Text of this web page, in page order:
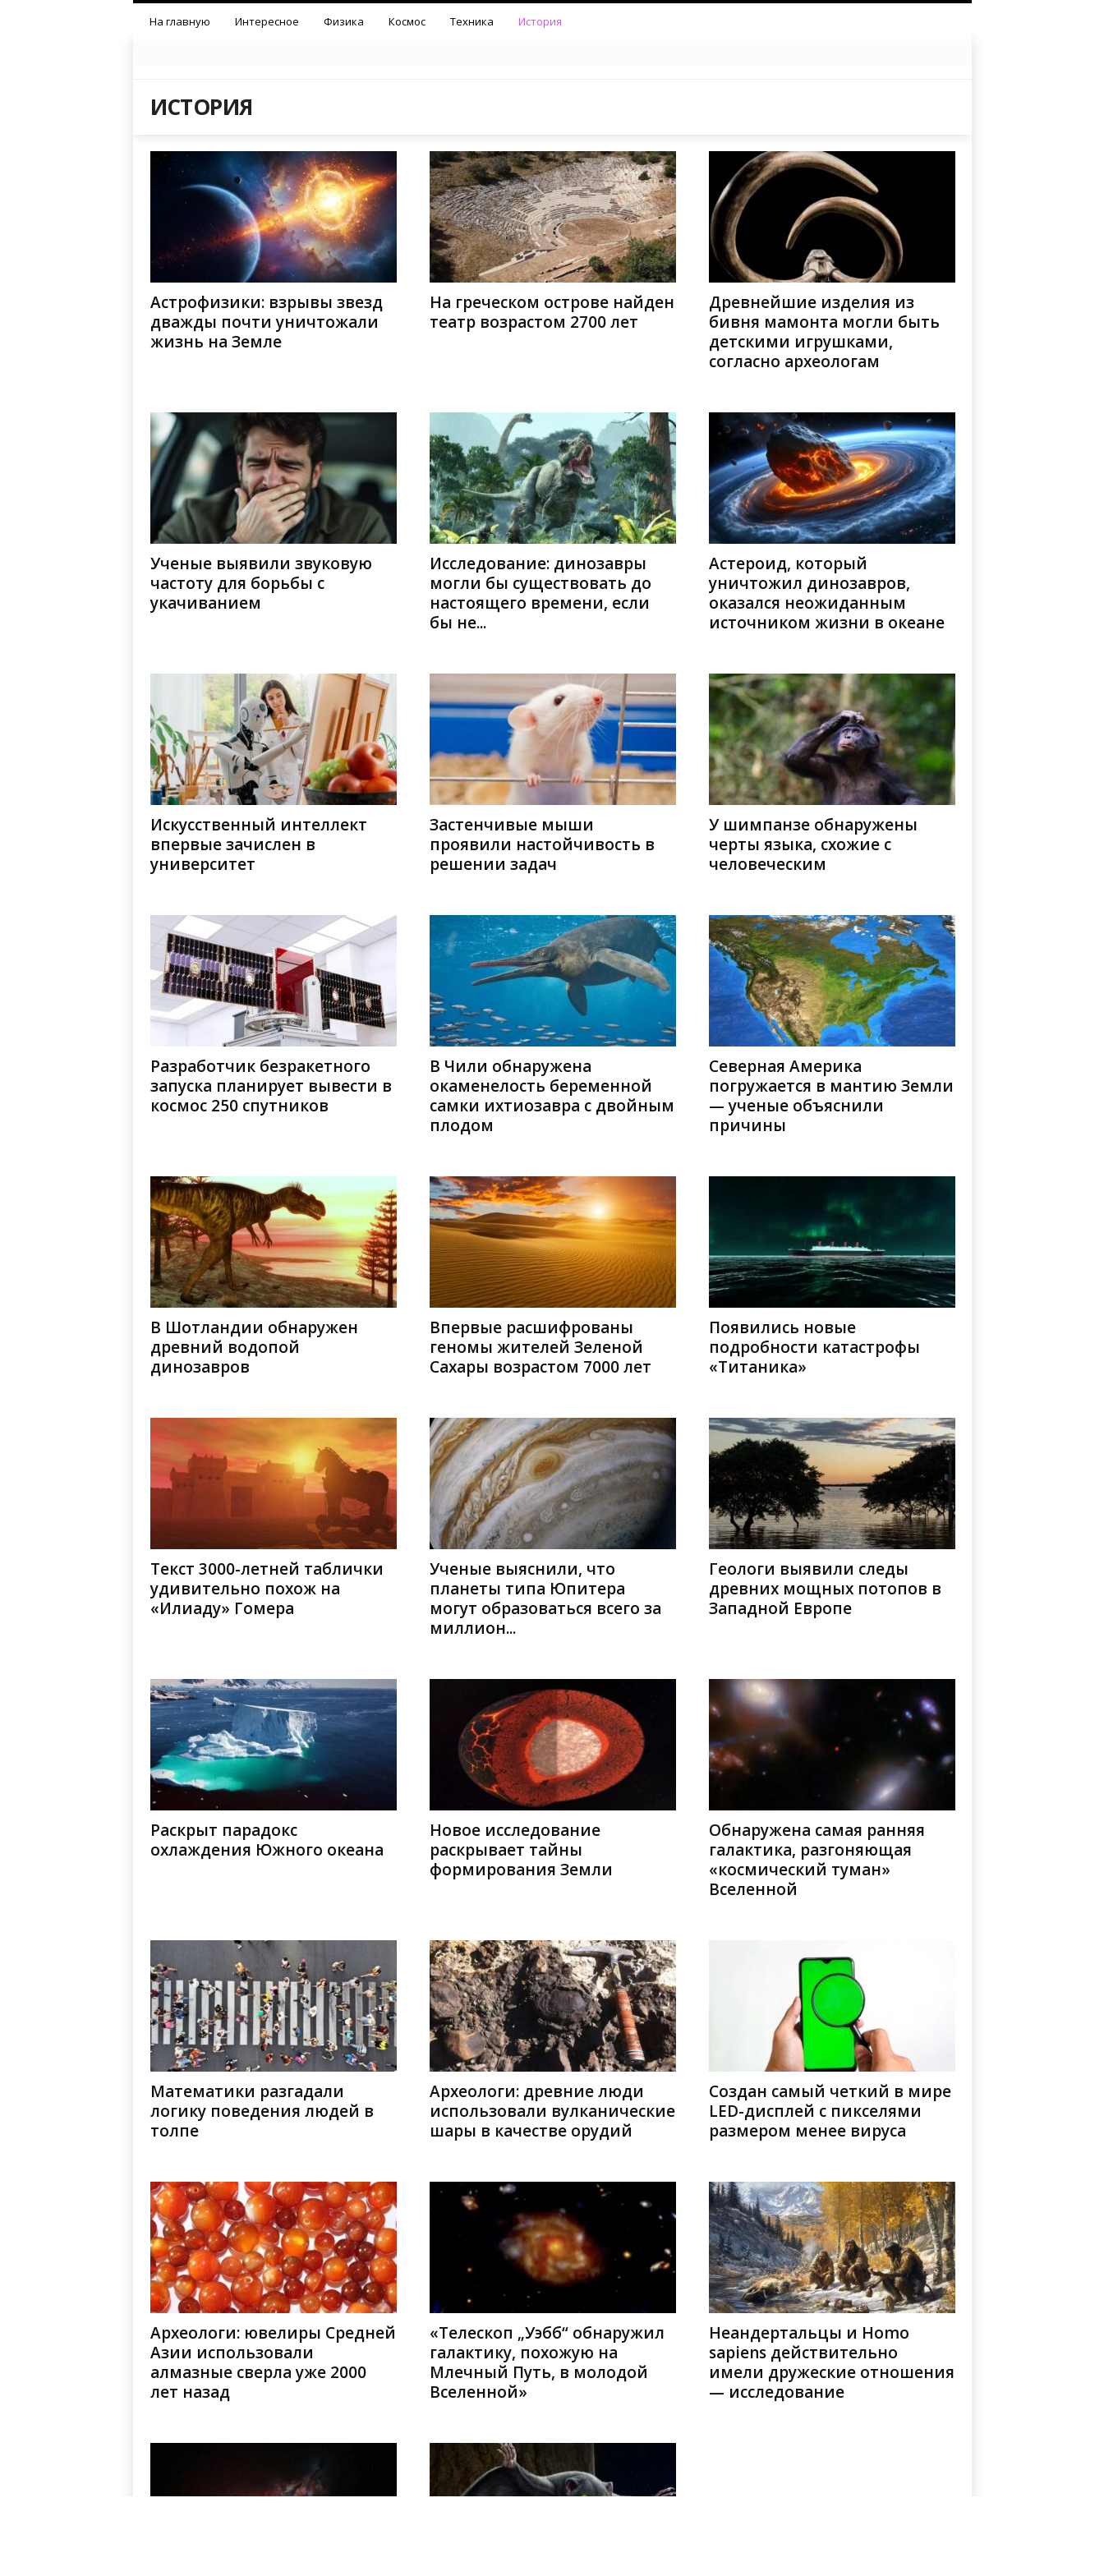
На главную Интересное Физика Космос Техника История
ИСТОРИЯ
Астрофизики: взрывы звезд
дважды почти уничтожали
жизнь на Земле
На греческом острове найден
театр возрастом 2700 лет
Древнейшие изделия из
бивня мамонта могли быть
детскими игрушками,
согласно археологам
Ученые выявили звуковую
частоту для борьбы с
укачиванием
Исследование: динозавры
могли бы существовать до
настоящего времени, если
бы не...
Астероид, который
уничтожил динозавров,
оказался неожиданным
источником жизни в океане
Искусственный интеллект
впервые зачислен в
университет
Застенчивые мыши
проявили настойчивость в
решении задач
У шимпанзе обнаружены
черты языка, схожие с
человеческим
Разработчик безракетного
запуска планирует вывести в
космос 250 спутников
В Чили обнаружена
окаменелость беременной
самки ихтиозавра с двойным
плодом
Северная Америка
погружается в мантию Земли
— ученые объяснили
причины
В Шотландии обнаружен
древний водопой
динозавров
Впервые расшифрованы
геномы жителей Зеленой
Сахары возрастом 7000 лет
Появились новые
подробности катастрофы
«Титаника»
Текст 3000-летней таблички
удивительно похож на
«Илиаду» Гомера
Ученые выяснили, что
планеты типа Юпитера
могут образоваться всего за
миллион...
Геологи выявили следы
древних мощных потопов в
Западной Европе
Раскрыт парадокс
охлаждения Южного океана
Новое исследование
раскрывает тайны
формирования Земли
Обнаружена самая ранняя
галактика, разгоняющая
«космический туман»
Вселенной
Математики разгадали
логику поведения людей в
толпе
Археологи: древние люди
использовали вулканические
шары в качестве орудий
Создан самый четкий в мире
LED-дисплей с пикселями
размером менее вируса
Археологи: ювелиры Средней
Азии использовали
алмазные сверла уже 2000
лет назад
«Телескоп „Уэбб“ обнаружил
галактику, похожую на
Млечный Путь, в молодой
Вселенной»
Неандертальцы и Homo
sapiens действительно
имели дружеские отношения
— исследование